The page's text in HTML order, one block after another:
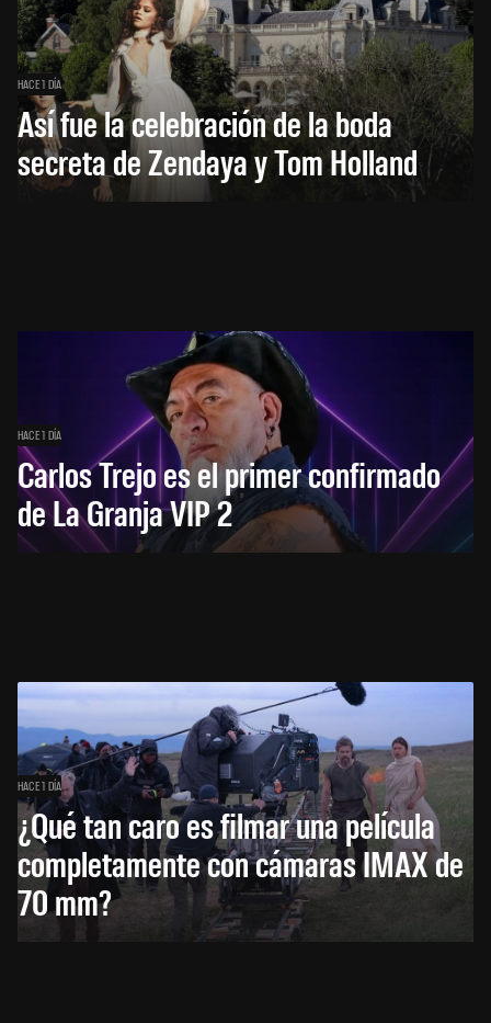
HACE 1 DÍA
Así fue la celebración de la boda
secreta de Zendaya y Tom Holland
HACE 1 DÍA
Carlos Trejo es el primer confirmado
de La Granja VIP 2
HACE 1 DÍA
¿Qué tan caro es filmar una película
completamente con cámaras IMAX de
70 mm?